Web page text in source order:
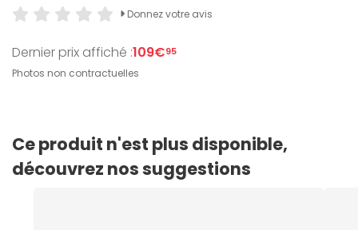
Donnez votre avis
Dernier prix affiché :109€95
Photos non contractuelles
Ce produit n'est plus disponible,
découvrez nos suggestions